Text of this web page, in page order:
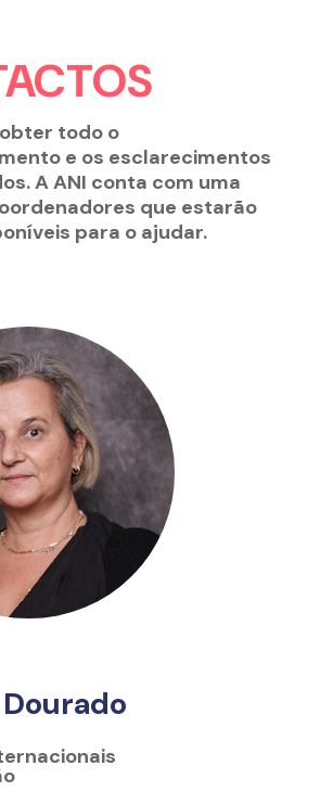
todo o
e os esclarecimentos
A ANI conta com uma
que estarão
para o ajudar.